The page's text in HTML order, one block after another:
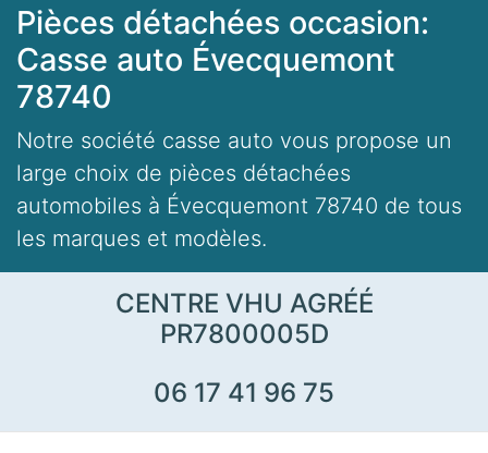
Pièces détachées occasion:
Casse auto Évecquemont
78740
Notre société casse auto vous propose un
large choix de pièces détachées
automobiles à Évecquemont 78740 de tous
les marques et modèles.
CENTRE VHU AGRÉÉ
PR7800005D
06 17 41 96 75